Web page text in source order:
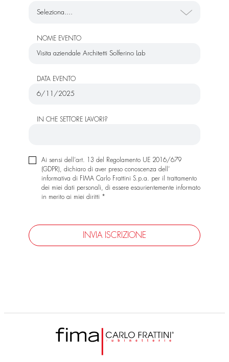
NOME EVENTO
DATA EVENTO
IN CHE SETTORE LAVORI?
Ai sensi dell’art. 13 del Regolamento UE 2016/679
(GDPR), dichiaro di aver preso conoscenza dell’
informativa di FIMA Carlo Frattini S.p.a. per il trattamento
dei miei dati personali, di essere esaurientemente informato
in merito ai miei diritti *